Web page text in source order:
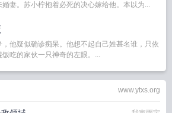
婚妻。苏小柠抱着必死的决心嫁给他。本以为...
，他疑似确诊痴呆。他想不起自己姓甚名谁，只依
饭吃的家伙一只神奇的左眼。...
www.ytxs.org